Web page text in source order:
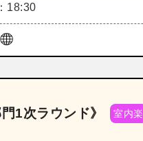
18:30
1次ラウンド》 室内楽